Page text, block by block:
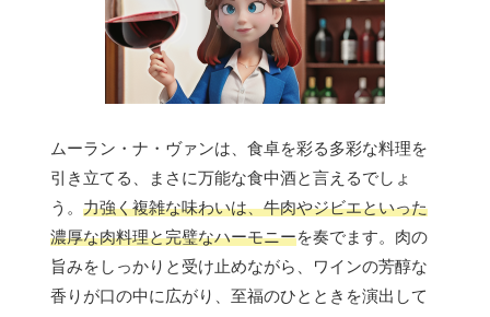
ムーラン・ナ・ヴァンは、食卓を彩る多彩な料理を
引き立てる、まさに万能な食中酒と言えるでしょ
う。 力強く複雑な味わいは、牛肉やジビエといった
濃厚な肉料理と完璧なハーモニーを奏でます。肉の
旨みをしっかりと受け止めながら、ワインの芳醇な
香りが口の中に広がり、至福のひとときを演出して